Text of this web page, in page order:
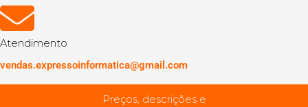
Atendimento
vendas.expressoinformatica@gmail.com
Preços, descrições e